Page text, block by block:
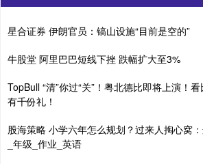
星合证券 伊朗官员：镐山设施“目前是空的”
牛股堂 阿里巴巴短线下挫 跌幅扩大至3%
TopBull “清”你过“关”！粤北德比即将上演！
有千份礼！
股海策略 小学六年怎么规划？过来人掏心窝
_年级_作业_英语